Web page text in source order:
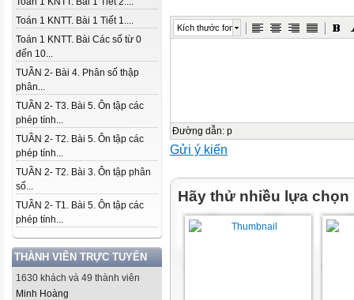
Toán 1 KNTT. Bài 1 Tiết 1....
Toán 1 KNTT. Bài Các số từ 0
đến 10...
TUẦN 2- Bài 4. Phân số thập
phân...
TUẦN 2- T3. Bài 5. Ôn tập các
phép tính...
TUẦN 2- T2. Bài 5. Ôn tập các
phép tính...
TUẦN 2- T2. Bài 3. Ôn tập phân
số...
TUẦN 2- T1. Bài 5. Ôn tập các
phép tính...
THÀNH VIÊN TRỰC TUYẾN
1630 khách và 49 thành viên
Minh Hoàng
Kích thước font
Đường dẫn: p
Gửi ý kiến
Hãy thử nhiều lựa chọn